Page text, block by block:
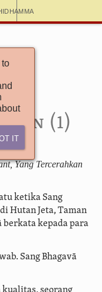
It
(1)
Yang Tercerahkan
ketika Sang
Hutan Jeta, Taman
berkata kepada para
Sang Bhagavā
seorang